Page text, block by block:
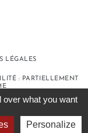
LÉGALES
: PARTIELLEMENT
over what you want
Personalize